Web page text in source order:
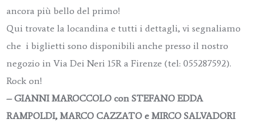
ancora più bello del primo!
Qui trovate la locandina e tutti i dettagli, vi segnaliamo
che i biglietti sono disponibili anche presso il nostro
negozio in Via Dei Neri 15R a Firenze (tel: 055287592).
Rock on!
– GIANNI MAROCCOLO con STEFANO EDDA
RAMPOLDI, MARCO CAZZATO e MIRCO SALVADORI